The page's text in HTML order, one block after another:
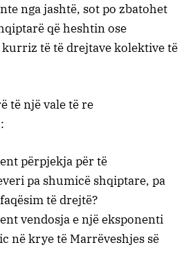
nga jashtë, sot po zbatohet
që heshtin ose
të të drejtave kolektive të
të një vale të re
përpjekja për të
pa shumicë shqiptare, pa
të drejtë?
vendosja e një eksponenti
në krye të Marrëveshjes së